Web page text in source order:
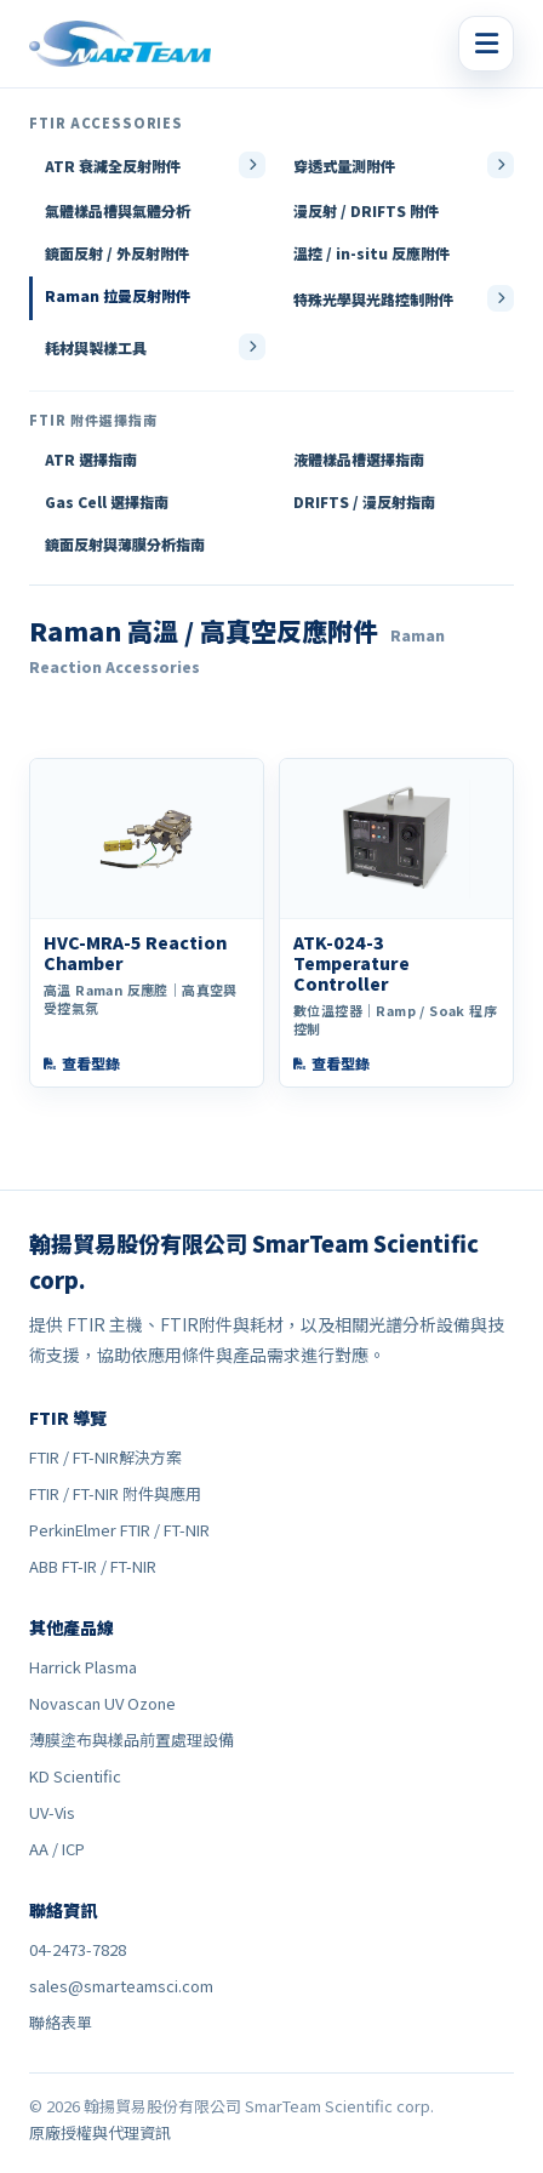
FTIR ACCESSORIES
ATR 衰減全反射附件 穿透式量測附件
氣體樣品槽與氣體分析 漫反射 / DRIFTS 附件
鏡面反射 / 外反射附件 溫控 / in-situ 反應附件
Raman 拉曼反射附件 特殊光學與光路控制附件
耗材與製樣工具
FTIR 附件選擇指南
ATR 選擇指南 液體樣品槽選擇指南
Gas Cell 選擇指南 DRIFTS / 漫反射指南
鏡面反射與薄膜分析指南
Raman 高溫 / 高真空反應附件
Raman
Reaction Accessories
HVC-MRA-5 Reaction
Chamber
高溫 Raman 反應腔｜高真空與
受控氣氛
查看型錄
ATK-024-3
Temperature
Controller
數位溫控器｜Ramp / Soak 程序
控制
查看型錄
翰揚貿易股份有限公司 SmarTeam Scientific
corp.
提供 FTIR 主機、FTIR附件與耗材，以及相關光譜分析設備與技
術支援，協助依應用條件與產品需求進行對應。
FTIR 導覽
FTIR / FT-NIR解決方案
FTIR / FT-NIR 附件與應用
PerkinElmer FTIR / FT-NIR
ABB FT-IR / FT-NIR
其他產品線
Harrick Plasma
Novascan UV Ozone
薄膜塗布與樣品前置處理設備
KD Scientific
UV-Vis
AA / ICP
聯絡資訊
04-2473-7828
sales@smarteamsci.com
聯絡表單
© 2026 翰揚貿易股份有限公司 SmarTeam Scientific corp.
原廠授權與代理資訊